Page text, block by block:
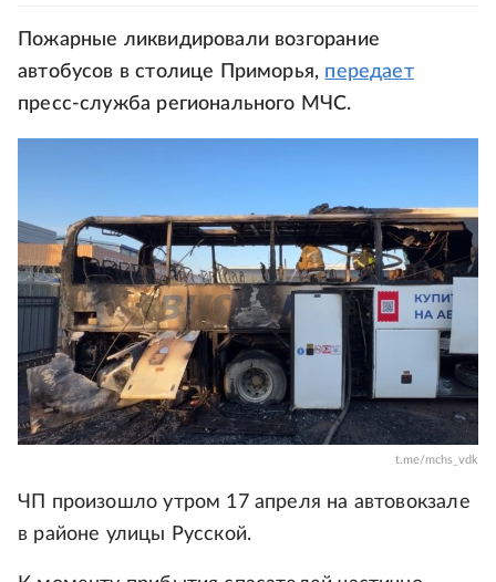
Пожарные ликвидировали возгорание
автобусов в столице Приморья, передает
пресс-служба регионального МЧС.
t.me/mchs_vdk
ЧП произошло утром 17 апреля на автовокзале
в районе улицы Русской.